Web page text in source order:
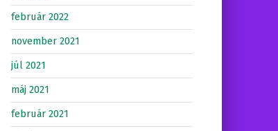
február 2022
november 2021
júl 2021
máj 2021
február 2021